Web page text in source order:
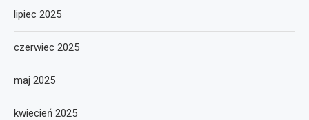
lipiec 2025
czerwiec 2025
maj 2025
kwiecień 2025